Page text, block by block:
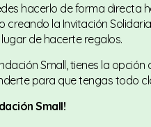
hacerlo de forma directa
la Invitación
de hacerte regalos.
Small, tienes la opción
para que tengas todo
Small!